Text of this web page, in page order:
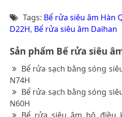
Tags: Bể rửa siêu âm Hàn
D22H, Bể rửa siêu âm Daihan
Sản phẩm Bể rửa siêu
Bể rửa sạch bằng sóng
N74H
Bể rửa sạch bằng sóng
N60H
Bể rửa siêu âm bộ điều